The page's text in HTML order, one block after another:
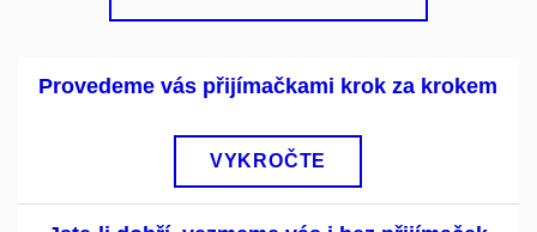
Provedeme vás přijímačkami krok za krokem
VYKROČTE